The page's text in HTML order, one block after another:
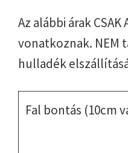
Az alábbi árak CSAK
vonatkoznak. NEM
hulladék
Fal bontás (10cm